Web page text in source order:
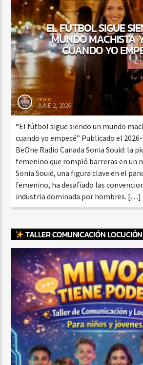
CURRENT SHOW
BACHATA PARA EL
5:00 PM 7:00 PM
Beone Radio
EL FÚTBOL SIGUE
MUNDO MACHISTA
CUANDO YO
rasco
JUNE 2, 2026
“El fútbol sigue siendo un mundo
cuando yo empecé” Publicado el 2026-
BeOne Radio Canada Sonia Souid: la
femenino que rompió barreras en un
Sonia Souid, una figura clave en el
femenino, ha desafiado las
industria dominada por hombres. […]
TALLER COMUNICACIÓN LOCUCIÓN